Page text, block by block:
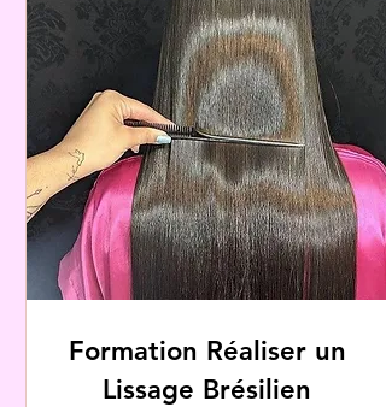
Formation Réaliser un
Lissage Brésilien